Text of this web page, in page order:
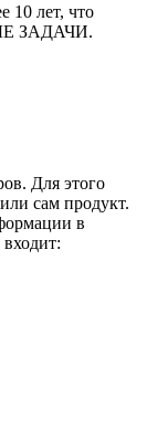
лет, что
ЗАДАЧИ.
Для этого
сам продукт.
в